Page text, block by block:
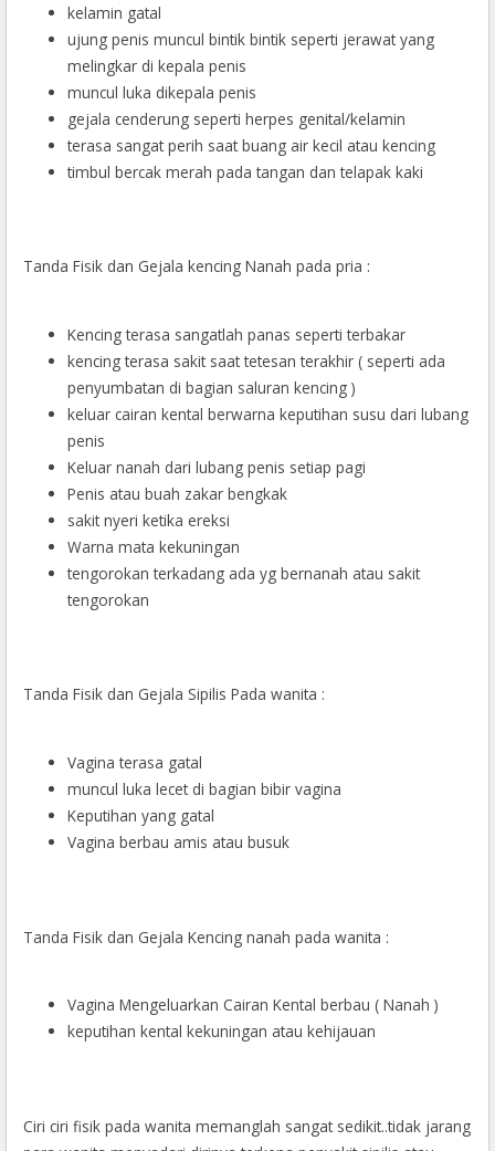
kelamin gatal
ujung penis muncul bintik bintik seperti jerawat yang
melingkar di kepala penis
muncul luka dikepala penis
gejala cenderung seperti herpes genital/kelamin
terasa sangat perih saat buang air kecil atau kencing
timbul bercak merah pada tangan dan telapak kaki
Tanda Fisik dan Gejala kencing Nanah pada pria :
Kencing terasa sangatlah panas seperti terbakar
kencing terasa sakit saat tetesan terakhir ( seperti ada
penyumbatan di bagian saluran kencing )
keluar cairan kental berwarna keputihan susu dari lubang
penis
Keluar nanah dari lubang penis setiap pagi
Penis atau buah zakar bengkak
sakit nyeri ketika ereksi
Warna mata kekuningan
tengorokan terkadang ada yg bernanah atau sakit
tengorokan
Tanda Fisik dan Gejala Sipilis Pada wanita :
Vagina terasa gatal
muncul luka lecet di bagian bibir vagina
Keputihan yang gatal
Vagina berbau amis atau busuk
Tanda Fisik dan Gejala Kencing nanah pada wanita :
Vagina Mengeluarkan Cairan Kental berbau ( Nanah )
keputihan kental kekuningan atau kehijauan
Ciri ciri fisik pada wanita memanglah sangat sedikit..tidak jarang